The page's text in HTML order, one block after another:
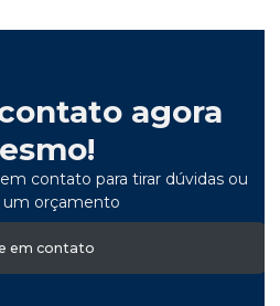
agora
contato para tirar dúvidas ou
um orçamento
em contato